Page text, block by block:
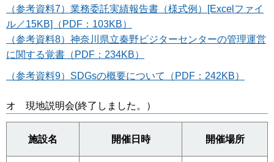
（参考資料7）業務委託実績報告書（様式例）[Excelファイ
ル／15KB]（PDF：103KB）
（参考資料8）神奈川県立秦野ビジターセンターの管理運営
に関する覚書（PDF：234KB）
（参考資料9）SDGsの概要について（PDF：242KB）
オ 現地説明会(終了しました。）
施設名 開催日時 開催場所